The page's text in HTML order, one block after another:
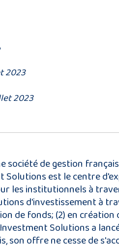
2023
2023
société de gestion
Solutions est le centre
les institutionnels à
d'investissement à
de fonds; (2) en
Solutions a
son offre ne cesse de